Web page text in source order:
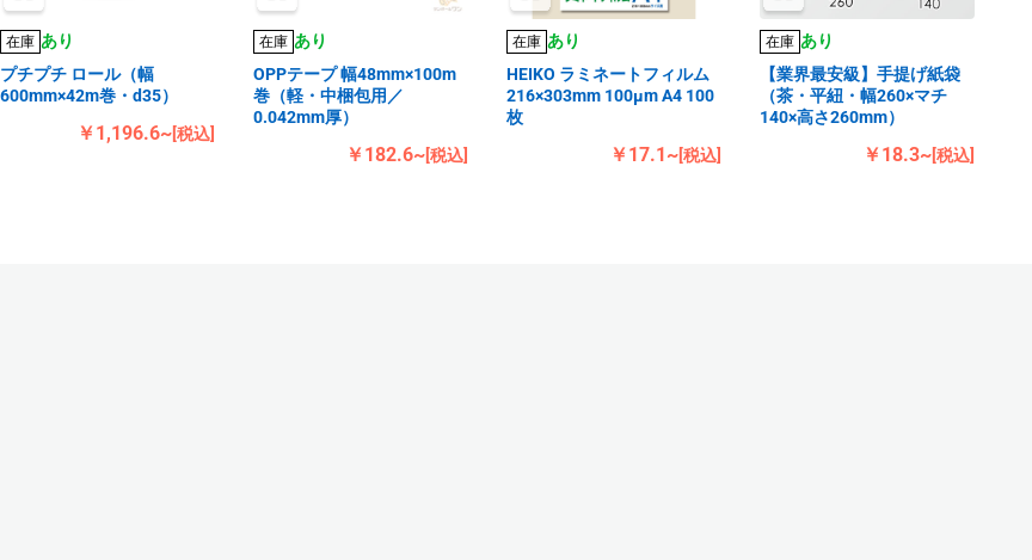
在庫 あり
プチプチ ロール（幅
600mm×42m巻・d35）
￥1,196.6~[税込]
在庫 あり
OPPテープ 幅48mm×100m
巻（軽・中梱包用／
0.042mm厚）
￥182.6~[税込]
在庫 あり
HEIKO ラミネートフィルム
216×303mm 100μm A4 100
枚
￥17.1~[税込]
在庫 あり
【業界最安級】手提げ紙袋
（茶・平紐・幅260×マチ
140×高さ260mm）
￥18.3~[税込]